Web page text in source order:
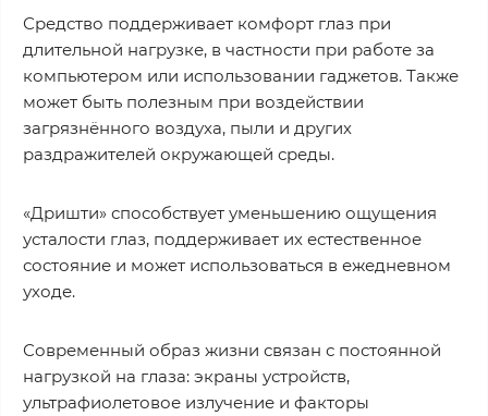
Средство поддерживает комфорт глаз при
длительной нагрузке, в частности при работе за
компьютером или использовании гаджетов. Также
может быть полезным при воздействии
загрязнённого воздуха, пыли и других
раздражителей окружающей среды.
«Дришти» способствует уменьшению ощущения
усталости глаз, поддерживает их естественное
состояние и может использоваться в ежедневном
уходе.
Современный образ жизни связан с постоянной
нагрузкой на глаза: экраны устройств,
ультрафиолетовое излучение и факторы